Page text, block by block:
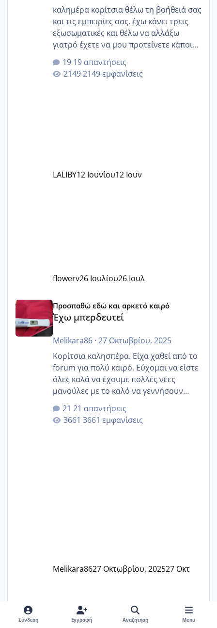
καλημέρα κορίτσια θέλω τη βοήθειά σας
και τις εμπειρίες σας. έχω κάνει τρεις
εξωσωματικές και θέλω να αλλάξω
γιατρό έχετε να μου προτείνετε κάποιον
που μείνατε ευχαριστημένες και είχατε
επιιτυχία? έκανα στο υγεία με τον
ζερβομανωλάκη (δεν το εψαξε καθόλου
19 απαντήσεις
2149 εμφανίσεις
LALIBY12 Ιουνίου12 Ιουν
flowerv26 Ιουλίου26 Ιουλ
Έχω μπερδευτεί
Προσπαθώ εδώ και αρκετό καιρό
Έχω μπερδευτεί
Melikara86· 27 Οκτωβρίου, 2025
Κορίτσια καλησπέρα. Είχα χαθεί από το
forum για πολύ καιρό. Εύχομαι να είστε
όλες καλά να έχουμε πολλές νέες
μανούλες με το καλό να γεννήσουν
αυτές που ήδη περιμένουν. Να πάρουν
γερα μωράκια στην αγκαλίτσα τους
🙏🏼🙏🏼 Ας πάμε λοιπόν στο θέμα μου.
21 απαντήσεις
3661 εμφανίσεις
Melikara8627 Οκτωβρίου, 202527 Οκτ
Σύνδεση Εγγραφή Αναζήτηση Menu